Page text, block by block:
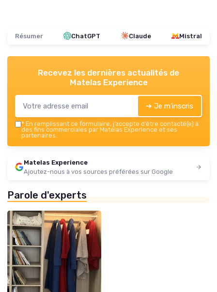
Résumer ChatGPT Claude Mistral
Recevez les dernières actualités de
Matelas Experience
➔ Je m'inscris
* En remplissant ce formulaire, j’accepte d’être contacté(e) à
des fins commerciales par Matelas Experience et ses
partenaires.
Matelas Experience
Ajoutez-nous à vos sources préférées sur Google
Parole d'experts